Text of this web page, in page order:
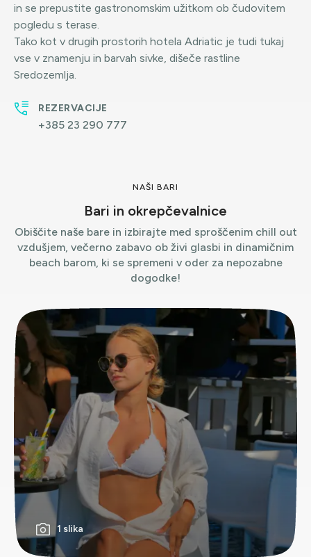
in se prepustite gastronomskim užitkom ob čudovitem
pogledu s terase.
Tako kot v drugih prostorih hotela Adriatic je tudi tukaj
vse v znamenju in barvah sivke, dišeče rastline
Sredozemlja.
REZERVACIJE
+385 23 290 777
NAŠI BARI
Bari in okrepčevalnice
Obiščite naše bare in izbirajte med sproščenim chill out
vzdušjem, večerno zabavo ob živi glasbi in dinamičnim
beach barom, ki se spremeni v oder za nepozabne
dogodke!
1 slika